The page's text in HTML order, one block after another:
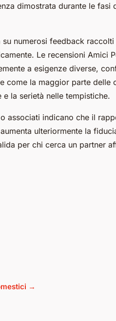
dimostrata durante le fasi
su numerosi feedback
Le recensioni Amici
a esigenze diverse,
come la maggior parte delle
la serietà nelle tempistiche.
associati indicano che il
ulteriormente la
per chi cerca un partner
→